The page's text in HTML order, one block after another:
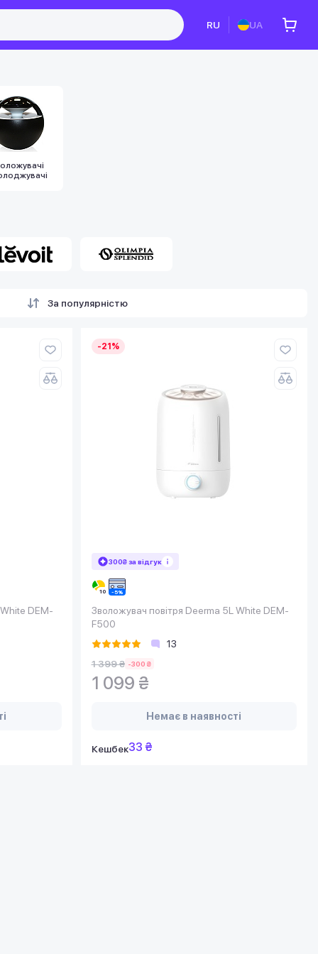
RU UA
За популярністю
DEM-
-21%
300₴ за відгук
Зволожувач повітря Deerma 5L White DEM-
F500
13
1 399 ₴ -300 ₴
1 099 ₴
Немає в наявності
Кешбек33 ₴